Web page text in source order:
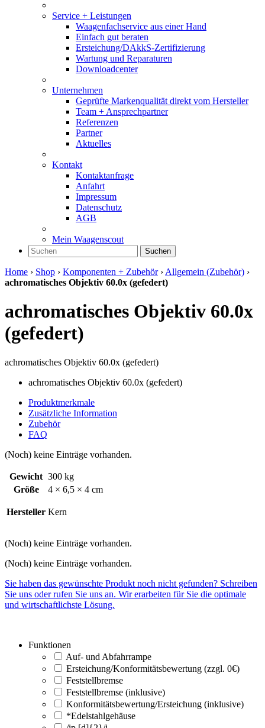
Service + Leistungen
Waagenfachservice aus einer Hand
Einfach gut beraten
Ersteichung/DAkkS-Zertifizierung
Wartung und Reparaturen
Downloadcenter
Unternehmen
Geprüfte Markenqualität direkt vom Hersteller
Team + Ansprechpartner
Referenzen
Partner
Aktuelles
Kontakt
Kontaktanfrage
Anfahrt
Impressum
Datenschutz
AGB
Mein Waagenscout
Suchen
Home › Shop › Komponenten + Zubehör› Allgemein (Zubehör) ›
achromatisches Objektiv 60.0x (gefedert)
achromatisches Objektiv 60.0x
(gefedert)
achromatisches Objektiv 60.0x (gefedert)
achromatisches Objektiv 60.0x (gefedert)
Produktmerkmale
Zusätzliche Information
Zubehör
FAQ
(Noch) keine Einträge vorhanden.
Gewicht 300 kg
Größe
4 × 6,5 × 4 cm
Hersteller Kern
(Noch) keine Einträge vorhanden.
(Noch) keine Einträge vorhanden.
Sie haben das gewünschte Produkt noch nicht gefunden? Schreiben
Sie uns oder rufen Sie uns an. Wir erarbeiten für Sie die optimale
und wirtschaftlichste Lösung.
Funktionen
Auf- und Abfahrrampe
Ersteichung/Konformitätsbewertung (zzgl. 0€)
Feststellbremse
Feststellbremse (inklusive)
Konformitätsbewertung/Ersteichung (inklusive)
*Edelstahlgehäuse